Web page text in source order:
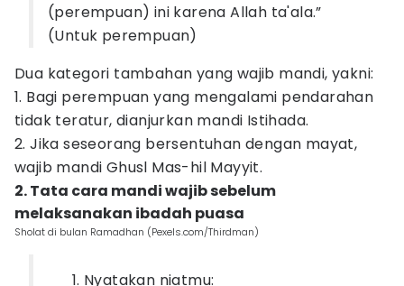
(perempuan) ini karena Allah ta'ala.”
(Untuk perempuan)
Dua kategori tambahan yang wajib mandi, yakni:
1. Bagi perempuan yang mengalami pendarahan
tidak teratur, dianjurkan mandi Istihada.
2. Jika seseorang bersentuhan dengan mayat,
wajib mandi Ghusl Mas-hil Mayyit.
2. Tata cara mandi wajib sebelum
melaksanakan ibadah puasa
Sholat di bulan Ramadhan (Pexels.com/Thirdman)
Nyatakan niatmu: